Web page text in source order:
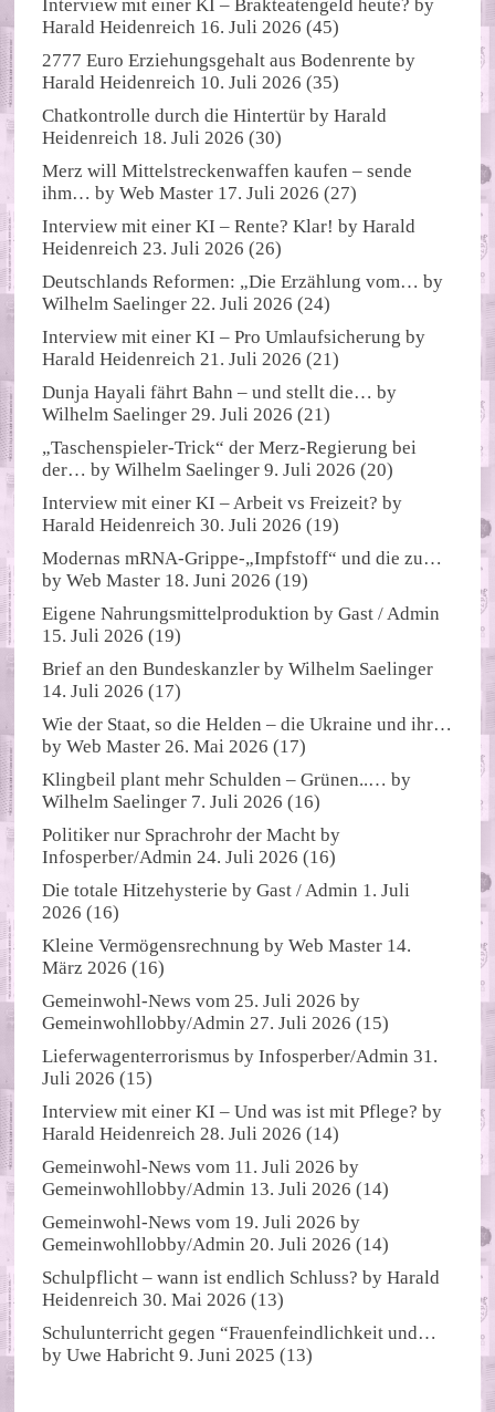
Interview mit einer KI – Brakteatengeld heute? by
Harald Heidenreich 16. Juli 2026 (45)
2777 Euro Erziehungsgehalt aus Bodenrente by
Harald Heidenreich 10. Juli 2026 (35)
Chatkontrolle durch die Hintertür byHarald
Heidenreich 18. Juli 2026 (30)
Merz will Mittelstreckenwaffen kaufen – sende
ihm… byWeb Master 17. Juli 2026 (27)
Interview mit einer KI – Rente? Klar! byHarald
Heidenreich 23. Juli 2026 (26)
Deutschlands Reformen: „Die Erzählung vom… by
Wilhelm Saelinger 22. Juli 2026 (24)
Interview mit einer KI – Pro Umlaufsicherung by
Harald Heidenreich 21. Juli 2026 (21)
Dunja Hayali fährt Bahn – und stellt die… by
Wilhelm Saelinger 29. Juli 2026 (21)
„Taschenspieler-Trick“ der Merz-Regierung bei
der… byWilhelm Saelinger 9. Juli 2026 (20)
Interview mit einer KI – Arbeit vs Freizeit? by
Harald Heidenreich 30. Juli 2026 (19)
Modernas mRNA-Grippe-„Impfstoff“ und die zu…
byWeb Master 18. Juni 2026 (19)
Eigene Nahrungsmittelproduktion byGast / Admin
15. Juli 2026 (19)
Brief an den Bundeskanzler byWilhelm Saelinger
14. Juli 2026 (17)
Wie der Staat, so die Helden – die Ukraine und ihr…
byWeb Master 26. Mai 2026 (17)
Klingbeil plant mehr Schulden – Grünen..… by
Wilhelm Saelinger 7. Juli 2026 (16)
Politiker nur Sprachrohr der Macht by
Infosperber/Admin 24. Juli 2026 (16)
Die totale Hitzehysterie byGast / Admin 1. Juli
2026 (16)
Kleine Vermögensrechnung byWeb Master 14.
März 2026 (16)
Gemeinwohl-News vom 25. Juli 2026 by
Gemeinwohllobby/Admin 27. Juli 2026 (15)
Lieferwagenterrorismus byInfosperber/Admin 31.
Juli 2026 (15)
Interview mit einer KI – Und was ist mit Pflege? by
Harald Heidenreich 28. Juli 2026 (14)
Gemeinwohl-News vom 11. Juli 2026 by
Gemeinwohllobby/Admin 13. Juli 2026 (14)
Gemeinwohl-News vom 19. Juli 2026 by
Gemeinwohllobby/Admin 20. Juli 2026 (14)
Schulpflicht – wann ist endlich Schluss? byHarald
Heidenreich 30. Mai 2026 (13)
Schulunterricht gegen “Frauenfeindlichkeit und…
byUwe Habricht 9. Juni 2025 (13)